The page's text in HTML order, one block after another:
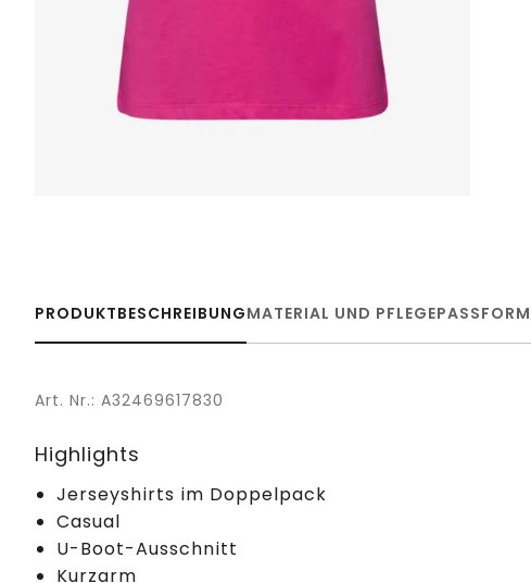
PRODUKTBESCHREIBUNGMATERIAL UND PFLEGEPASSFORM
Art. Nr.: A32469617830
Highlights
Jerseyshirts im Doppelpack
Casual
U-Boot-Ausschnitt
Kurzarm